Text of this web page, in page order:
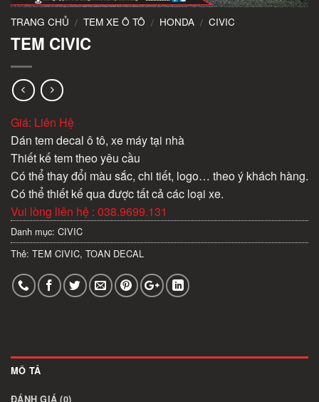
TRANG CHỦ / TEM XE Ô TÔ / HONDA / CIVIC
TEM CIVIC
Giá: Liên Hệ
Dán tem decal ô tô, xe máy tại nhà
Thiết kế tem theo yêu cầu
Có thể thay đổi màu sắc, chi tiết, logo… theo ý khách hàng.
Có thể thiết kế qua được tất cả các loại xe.
Vui lòng liên hệ : 038.9699.131
Danh mục: CIVIC
Thẻ: TEM CIVIC, TOAN DECAL
MÔ TẢ
ĐÁNH GIÁ (0)